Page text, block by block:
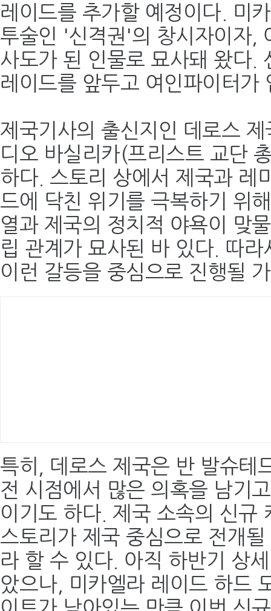
레이드를 추가할 예정이다. 미
투술인 '신격권'의 창시자이자,
사도가 된 인물로 묘사돼 왔다.
레이드를 앞두고 여인파이터가
제국기사의 출신지인 데로스
디오 바실리카(프리스트 교단
하다. 스토리 상에서 제국과 레
드에 닥친 위기를 극복하기 위
열과 제국의 정치적 야욕이 맞
립 관계가 묘사된 바 있다. 따
이런 갈등을 중심으로 진행될
특히, 데로스 제국은 반 발슈테
전 시점에서 많은 의혹을 남기
이기도 하다. 제국 소속의 신규
스토리가 제국 중심으로 전개
라 할 수 있다. 아직 하반기 상
았으나, 미카엘라 레이드 하드